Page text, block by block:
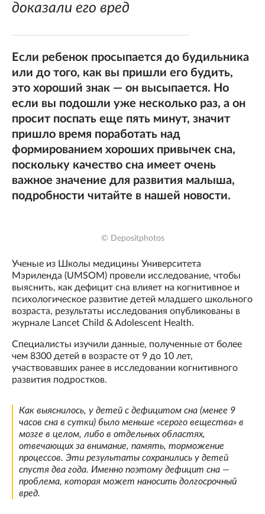
доказали его вред
Если ребенок просыпается до будильника
или до того, как вы пришли его будить,
это хороший знак — он высыпается. Но
если вы подошли уже несколько раз, а он
просит поспать еще пять минут, значит
пришло время поработать над
формированием хороших привычек сна,
поскольку качество сна имеет очень
важное значение для развития малыша,
подробности читайте в нашей новости.
© Depositphotos
Ученые из Школы медицины Университета
Мэриленда (UMSOM) провели исследование, чтобы
выяснить, как дефицит сна влияет на когнитивное и
психологическое развитие детей младшего школьного
возраста, результаты исследования опубликованы в
журнале Lancet Child & Adolescent Health.
Специалисты изучили данные, полученные от более
чем 8300 детей в возрасте от 9 до 10 лет,
участвовавших ранее в исследовании когнитивного
развития подростков.
Как выяснилось, у детей с дефицитом сна (менее 9
часов сна в сутки) было меньше «серого вещества» в
мозге в целом, либо в отдельных областях,
отвечающих за внимание, память, торможение
процессов. Эти результаты сохранились у детей
спустя два года. Именно поэтому дефицит сна —
проблема, которая может наносить долгосрочный
вред.